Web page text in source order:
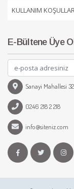
KULLANIM
E-Bültene Üye
Sanayi Mahallesi
0246 218 2 218
info@siteniz.com